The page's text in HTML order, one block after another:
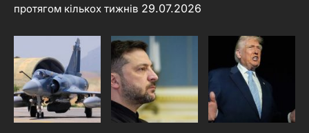
протягом кількох тижнів 29.07.2026